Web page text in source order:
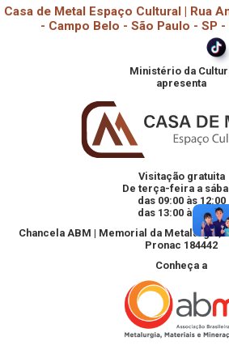
Casa de Metal Espaço Cultural | Rua
- Campo Belo - São Paulo - SP
Ministério da
apresenta
Visitação gratuita
De terça-feira a
das 09:00 às 12:00
das 13:00 às 18:00
Chancela ABM | Memorial da Metalurgia,
Pronac 184442
Conheça a